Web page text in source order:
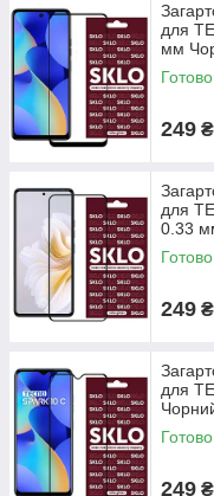
для
мм
249 ₴
для
0.33
249 ₴
для
249 ₴